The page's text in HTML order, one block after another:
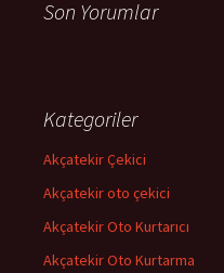
Son Yorumlar
Kategoriler
Akçatekir Çekici
Akçatekir oto çekici
Akçatekir Oto Kurtarıcı
Akçatekir Oto Kurtarma